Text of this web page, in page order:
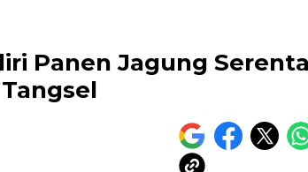
Panen Jagung